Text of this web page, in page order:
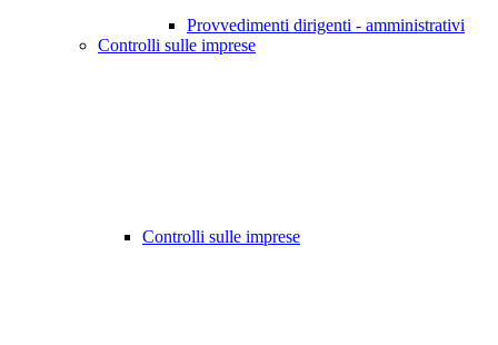
Provvedimenti dirigenti - amministrativi
Controlli sulle imprese
Controlli sulle imprese